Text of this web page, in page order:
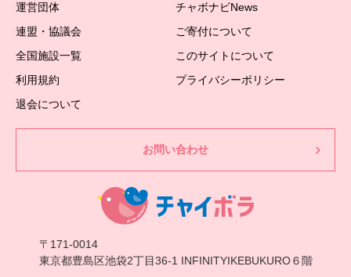
運営団体
チャボナビNews
連盟・協議会
ご寄付について
全国施設一覧
このサイトについて
利用規約
プライバシーポリシー
退会について
お問い合わせ
〒171-0014
東京都豊島区池袋2丁目36-1 INFINITYIKEBUKURO６階